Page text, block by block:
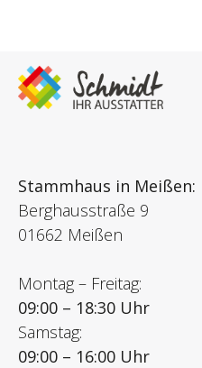
Stammhaus in Meißen:
Berghausstraße 9
01662 Meißen
Montag – Freitag:
09:00 – 18:30 Uhr
Samstag:
09:00 – 16:00 Uhr